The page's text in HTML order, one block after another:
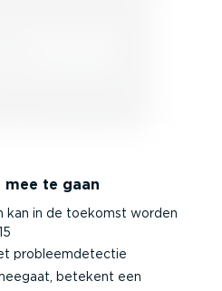
te gaan
kan in de toekomst worden
probleem­de­tectie
betekent een